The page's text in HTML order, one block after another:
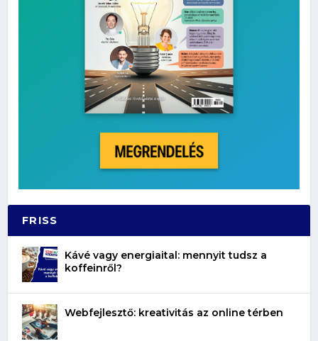
FRISS
Kávé vagy energiaital: mennyit tudsz a
koffeinről?
Webfejlesztő: kreativitás az online térben